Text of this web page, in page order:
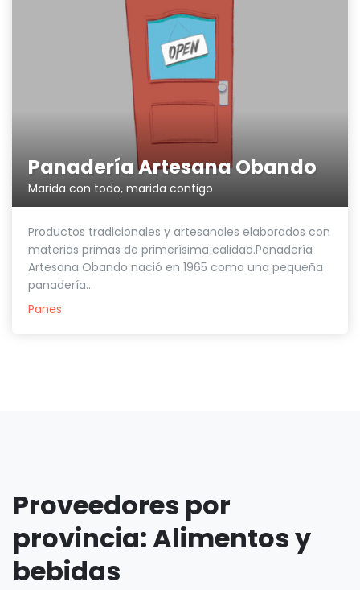
Panadería Artesana Obando
Marida con todo, marida contigo
Productos tradicionales y artesanales elaborados con
materias primas de primerísima calidad.Panadería
Artesana Obando nació en 1965 como una pequeña
panadería...
Panes
Proveedores por
provincia: Alimentos y
bebidas